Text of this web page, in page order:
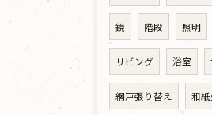
鏡 階段 照明
リビング 浴室
網戸張り替え 和紙